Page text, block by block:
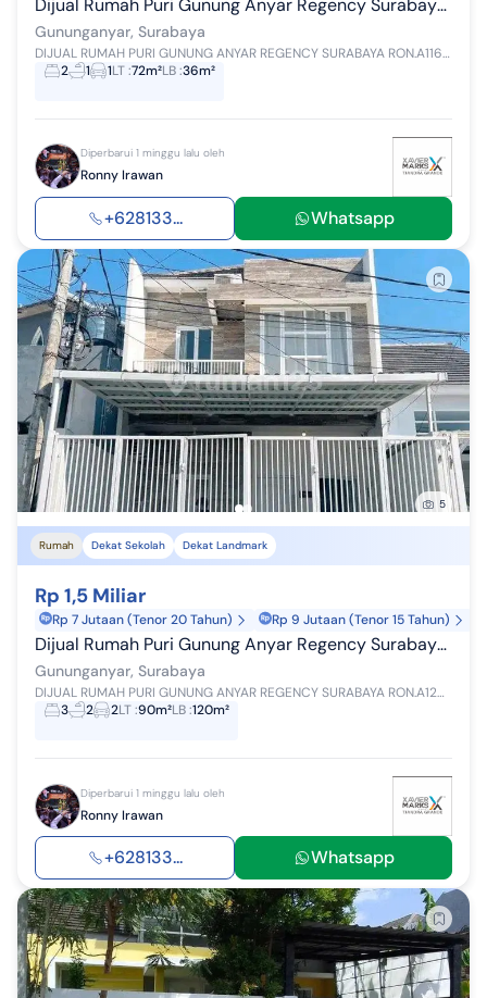
Gununganyar, Surabaya
DIJUAL RUMAH PURI GUNUNG ANYAR REGENCY SURABAYA RON.A1165 SERTIFIKASI SHM LUAS TANAH : 72 M2 DIMENSI LEBAR : 6 M DIMENSI PANJANG : 12 M LUAS B...
2
1 1LT:72m²LB:36m²
Diperbarui 1 minggu lalu oleh
Ronny Irawan
+628133... Whatsapp
5
Rumah Dekat Sekolah Dekat Landmark
Rp 1,5 Miliar
Rp 7 Jutaan (Tenor 20 Tahun) Rp 9 Jutaan (Tenor 15 Tahun)
Dijual Rumah Puri Gunung Anyar Regency Surabaya Ron.a1207
Gununganyar, Surabaya
DIJUAL RUMAH PURI GUNUNG ANYAR REGENCY SURABAYA RON.A1207 SERTIFIKASI SHM LUAS TANAH : 90 M2 DIMENSI LEBAR : 6 M DIMENSI PANJANG : 15 M LUAS B...
3
2 2LT:90m²LB:120m²
Diperbarui 1 minggu lalu oleh
Ronny Irawan
+628133... Whatsapp